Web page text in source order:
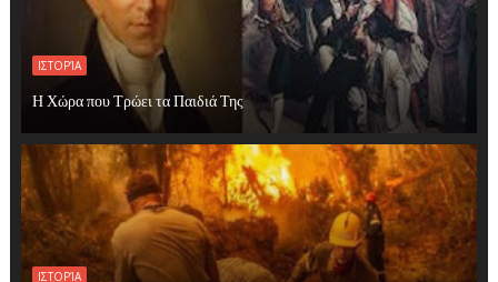
ΙΣΤΟΡΊΑ
Η Χώρα που Τρώει τα Παιδιά Της
ΙΣΤΟΡΊΑ